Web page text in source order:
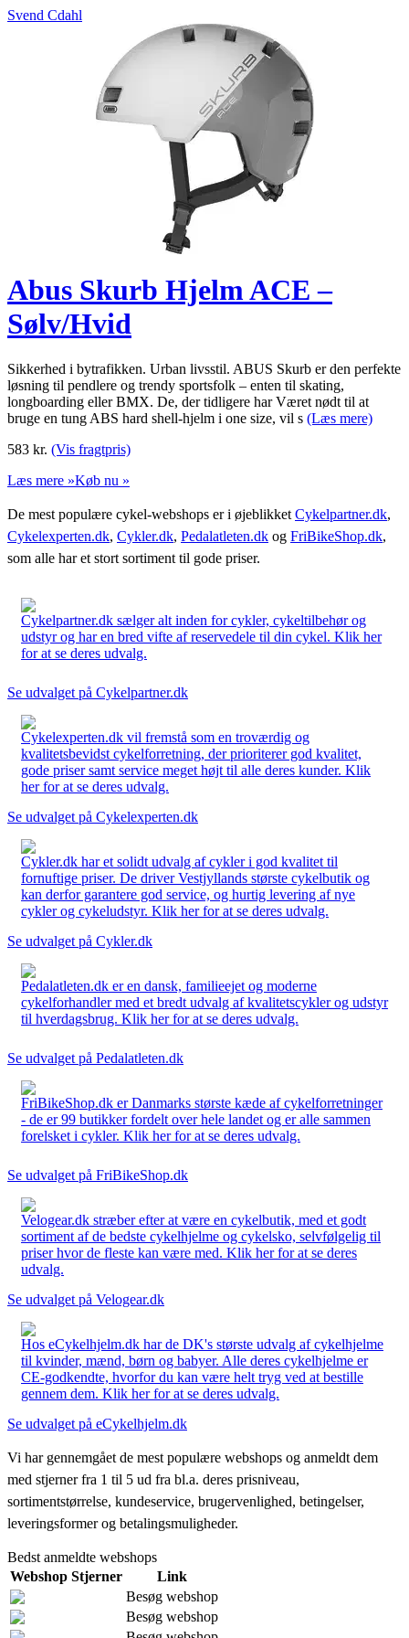
Svend Cdahl
Abus Skurb Hjelm ACE –
Sølv/Hvid
Sikkerhed i bytrafikken. Urban livsstil. ABUS Skurb er den perfekte
løsning til pendlere og trendy sportsfolk – enten til skating,
longboarding eller BMX. De, der tidligere har Været nødt til at
bruge en tung ABS hard shell-hjelm i one size, vil s (Læs mere)
583 kr. (Vis fragtpris)
Læs mere »Køb nu »
De mest populære cykel-webshops er i øjeblikket Cykelpartner.dk,
Cykelexperten.dk, Cykler.dk, Pedalatleten.dk og FriBikeShop.dk,
som alle har et stort sortiment til gode priser.
Cykelpartner.dk sælger alt inden for cykler, cykeltilbehør og
udstyr og har en bred vifte af reservedele til din cykel. Klik her
for at se deres udvalg.
Se udvalget på Cykelpartner.dk
Cykelexperten.dk vil fremstå som en troværdig og
kvalitetsbevidst cykelforretning, der prioriterer god kvalitet,
gode priser samt service meget højt til alle deres kunder. Klik
her for at se deres udvalg.
Se udvalget på Cykelexperten.dk
Cykler.dk har et solidt udvalg af cykler i god kvalitet til
fornuftige priser. De driver Vestjyllands største cykelbutik og
kan derfor garantere god service, og hurtig levering af nye
cykler og cykeludstyr. Klik her for at se deres udvalg.
Se udvalget på Cykler.dk
Pedalatleten.dk er en dansk, familieejet og moderne
cykelforhandler med et bredt udvalg af kvalitetscykler og udstyr
til hverdagsbrug. Klik her for at se deres udvalg.
Se udvalget på Pedalatleten.dk
FriBikeShop.dk er Danmarks største kæde af cykelforretninger
- de er 99 butikker fordelt over hele landet og er alle sammen
forelsket i cykler. Klik her for at se deres udvalg.
Se udvalget på FriBikeShop.dk
Velogear.dk stræber efter at være en cykelbutik, med et godt
sortiment af de bedste cykelhjelme og cykelsko, selvfølgelig til
priser hvor de fleste kan være med. Klik her for at se deres
udvalg.
Se udvalget på Velogear.dk
Hos eCykelhjelm.dk har de DK's største udvalg af cykelhjelme
til kvinder, mænd, børn og babyer. Alle deres cykelhjelme er
CE-godkendte, hvorfor du kan være helt tryg ved at bestille
gennem dem. Klik her for at se deres udvalg.
Se udvalget på eCykelhjelm.dk
Vi har gennemgået de mest populære webshops og anmeldt dem
med stjerner fra 1 til 5 ud fra bl.a. deres prisniveau,
sortimentstørrelse, kundeservice, brugervenlighed, betingelser,
leveringsformer og betalingsmuligheder.
Bedst anmeldte webshops
Webshop Stjerner
Link
Besøg webshop
Besøg webshop